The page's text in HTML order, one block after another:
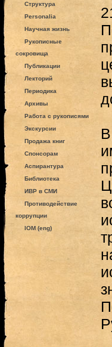
Структура
Personalia
Научная жизнь
Рукописные
сокровища
Публикации
Лекторий
Периодика
Архивы
Работа с рукописями
Экскурсии
Продажа книг
Спонсорам
Аспирантура
Библиотека
ИВР в СМИ
Противодействие
коррупции
IOM (eng)